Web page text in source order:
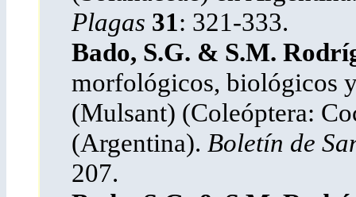
Plagas 31: 321-333.
Bado, S.G. & S.M.
morfológicos, biológicos
(Mulsant) (Coleóptera:
(Argentina). Boletín de
207.